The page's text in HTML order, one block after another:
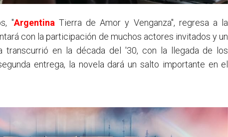
"Argentina Tierra de Amor y Venganza", regresa a la
con la participación de muchos actores invitados y un
transcurrió en la década del '30, con la llegada de los
entrega, la novela dará un salto importante en el